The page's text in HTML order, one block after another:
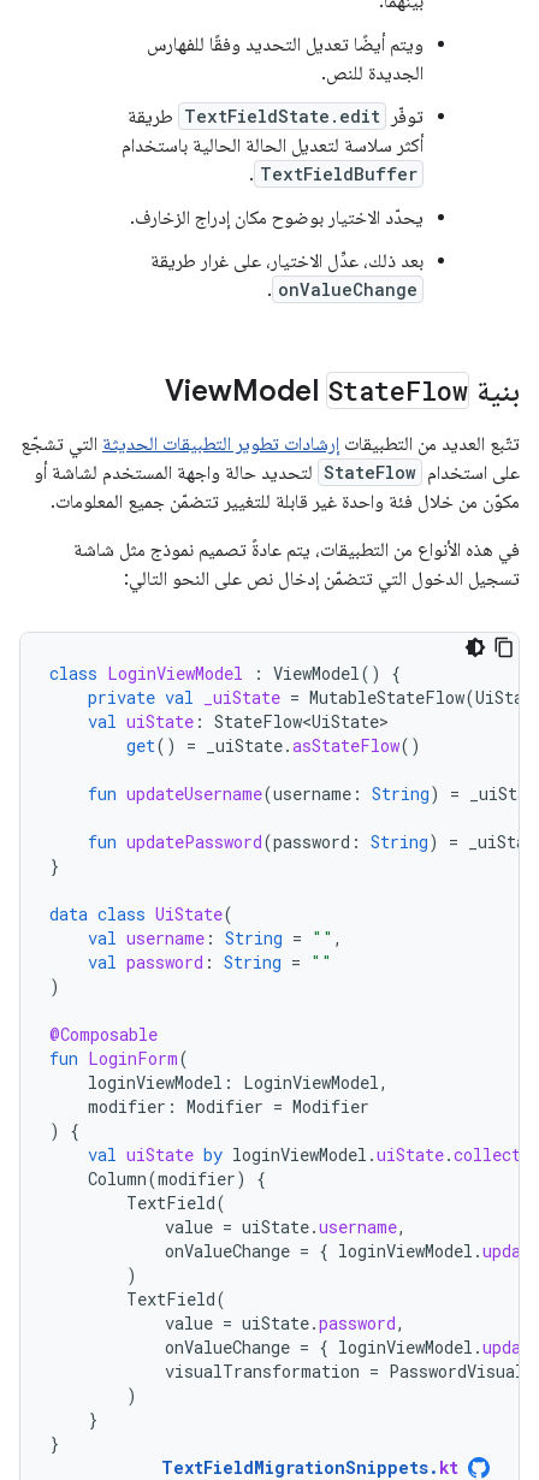
ويتم أيضًا تعديل التحديد وفقًا للفهارس
الجديدة للنص.
توفّر
TextFieldState.edit طريقة
أكثر سلاسة لتعديل الحالة الحالية باستخدام
TextFieldBuffer
.
يحدّد الاختيار بوضوح مكان إدراج الزخارف.
بعد ذلك، عدِّل الاختيار، على غرار طريقة
onValueChange
.
بنية StateFlow
Model
تتّبع العديد من التطبيقات إرشادات تطوير التطبيقات الحديثة التي تشجّع
على استخدام StateFlow لتحديد حالة واجهة المستخدم لشاشة أو
مكوّن من خلال فئة واحدة غير قابلة للتغيير تتضمّن جميع المعلومات.
في هذه الأنواع من التطبيقات، يتم عادةً تصميم نموذج مثل شاشة
تسجيل الدخول التي تتضمّن إدخال نص على النحو التالي:
class LoginViewModel : ViewModel()
{
private val _uiState = MutableStateFlow(
val uiState : StateFlow<UiState>
get() = _uiState.asStateFlow()
fun updateUsername(username : String) =
fun updatePassword(password : String) =
}
data class UiState(
val username : String = "" ,
val password : String = ""
)
@Composable
fun LoginForm(
loginViewModel : LoginViewModel,
modifier : Modifier = Modifier
)
{
val uiState by loginViewModel .uiState.
Column(modifier)
{
TextField(
value = uiState.username,
onValueChange = { loginViewModel .
)
TextField(
value = uiState.password,
onValueChange = { loginViewModel .
visualTransformation =
)
}
}
TextFieldMigrationSnippets. kt